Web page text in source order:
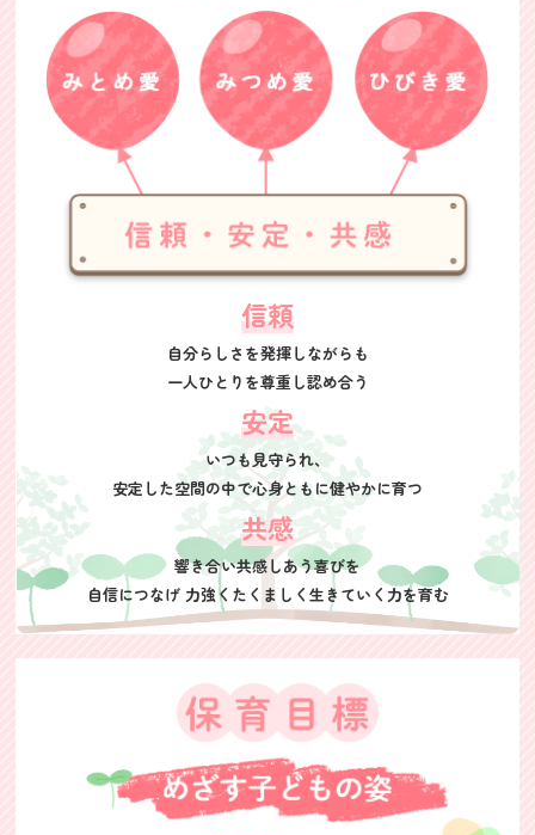
信頼
自分らしさを発揮しながらも
一人ひとりを尊重し認め合う
安定
いつも見守られ、
安定した空間の中で心身ともに健やかに育つ
共感
響き合い共感しあう喜びを
自信につなげ力強くたくましく 生きていく力を育む